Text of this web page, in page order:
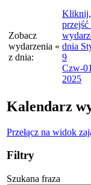
Zobacz
wydarzenia
z dnia:
«
przejść
dnia
9
Czw-
2025
Kalendarz
Przełącz na widok
Filtry
Szukana fraza